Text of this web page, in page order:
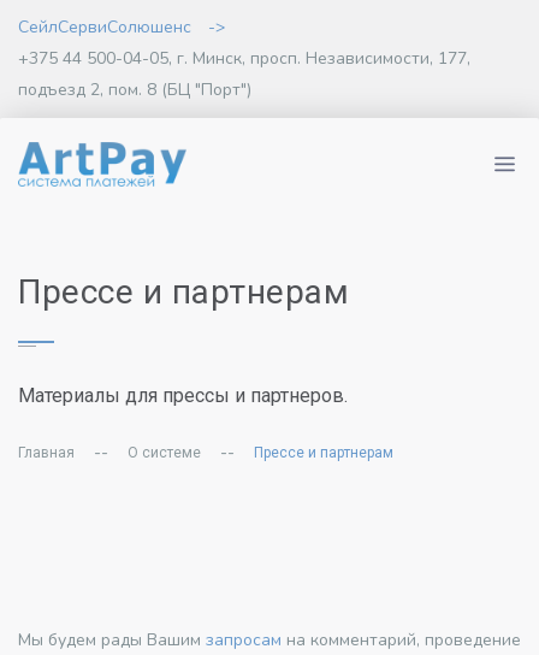
СейлСервиСолюшенс
->
+375 44 500-04-05, г. Минск, просп. Независимости, 177,
подъезд 2, пом. 8 (БЦ "Порт")
Прессе и партнерам
Материалы для прессы и партнеров.
Главная -- О системе -- Прессе и партнерам
Мы будем рады Вашим запросам на комментарий, проведение